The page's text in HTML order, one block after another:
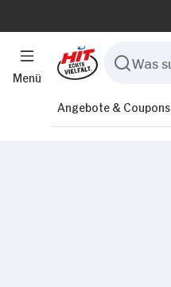
Menü
Angebote & Coupons